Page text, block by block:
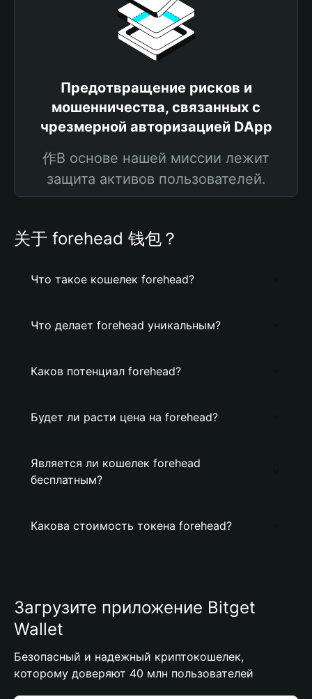
Предотвращение рисков и
мошенничества, связанных с
чрезмерной авторизацией DApp
作В основе нашей миссии лежит
защита активов пользователей.
关于 forehead 钱包？
Что такое кошелек forehead?
Что делает forehead уникальным?
Каков потенциал forehead?
Будет ли расти цена на forehead?
Является ли кошелек forehead
бесплатным?
Какова стоимость токена forehead?
Загрузите приложение Bitget
Wallet
Безопасный и надежный криптокошелек,
которому доверяют 40 млн пользователей